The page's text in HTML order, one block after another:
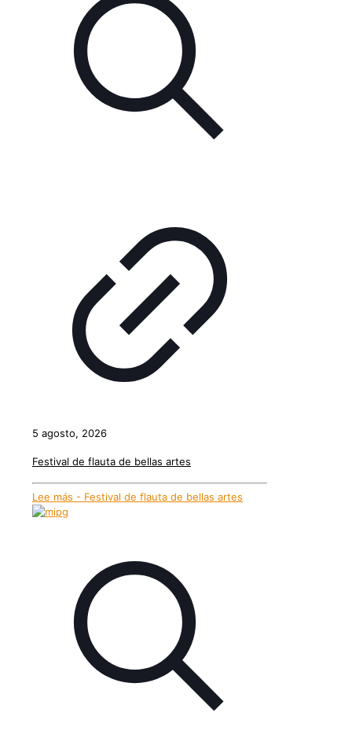
5 agosto, 2026
Festival de flauta de bellas artes
Lee más - Festival de flauta de bellas artes